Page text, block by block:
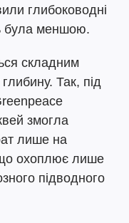
глибоководні
була меншою.
складним
Так, під
змогла
лише на
що охоплює лише
підводного